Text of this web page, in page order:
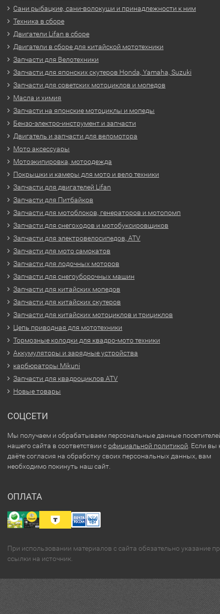
Сани рыбацкие, сани-волокуши и принадлежности к ним
Техника в сборе
Двигатели Lifan в сборе
Двигатели в сборе для китайской мототехники
Запчасти для Велотехники
Запчасти для японских скутеров Honda, Yamaha, Suzuki
Запчасти для советских мотоциклов и мопедов
Масла и химия
Запчасти на японские мотоциклы и мопеды
Бензо-электро-инструмент и запчасти
Двигатель и запчасти для веломотора
Мото аксессуары
Мотоэкипировка, мотоодежда
Покрышки и камеры для мото и вело техники
Запчасти для двигателей Lifan
Запчасти для Питбайков
Запчасти для мотоблоков, генераторов и мотопомп
Запчасти для снегоходов и мотобуксировщиков
Запчасти для электровелосипедов, ATV
Запчасти для мото самокатов
Запчасти для лодочных моторов
Запчасти для снегоуборочных машин
Запчасти для китайских мопедов
Запчасти для китайских скутеров
Запчасти для китайских мотоциклов и трициклов
Цепь приводная для мототехники
Тормозные колодки для квадро-мото техники
Аккумуляторы и зарядные устройства
карбюраторы Mikuni
Запчасти для квадроциклов ATV
Новые товары
СОЦСЕТИ
Мы получаем и обрабатываем персональные данные
нашего сайта в соответствии софициальной политикой . Если вы
даёте согласия на обработку своих персональных данных, вам
необходимо покинуть наш сайт.
ОПЛАТА
При использовании материалов с сайта обязательно указание
ссылки на источник.